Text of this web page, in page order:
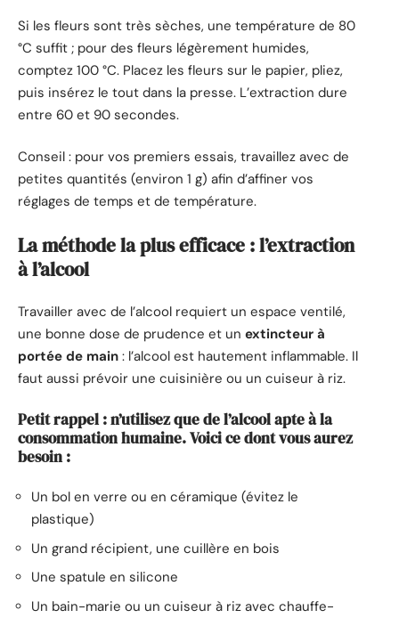
Si les fleurs sont très sèches, une température de 80
°C suffit ; pour des fleurs légèrement humides,
comptez 100 °C. Placez les fleurs sur le papier, pliez,
puis insérez le tout dans la presse. L’extraction dure
entre 60 et 90 secondes.
Conseil : pour vos premiers essais, travaillez avec de
petites quantités (environ 1 g) afin d’affiner vos
réglages de temps et de température.
La méthode la plus efficace : l’extraction
à l’alcool
Travailler avec de l’alcool requiert un espace ventilé,
une bonne dose de prudence et un extincteur à
portée de main : l’alcool est hautement inflammable. Il
faut aussi prévoir une cuisinière ou un cuiseur à riz.
Petit rappel : n’utilisez que de l’alcool apte à la
consommation humaine. Voici ce dont vous aurez
besoin :
Un bol en verre ou en céramique (évitez le
plastique)
Un grand récipient, une cuillère en bois
Une spatule en silicone
Un bain-marie ou un cuiseur à riz avec chauffe-